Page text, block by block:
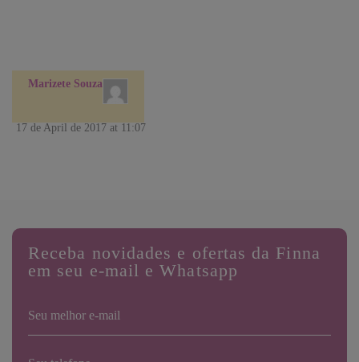
Marizete Souza
17 de April de 2017 at 11:07
Receba novidades e ofertas da Finna
em seu e-mail e Whatsapp